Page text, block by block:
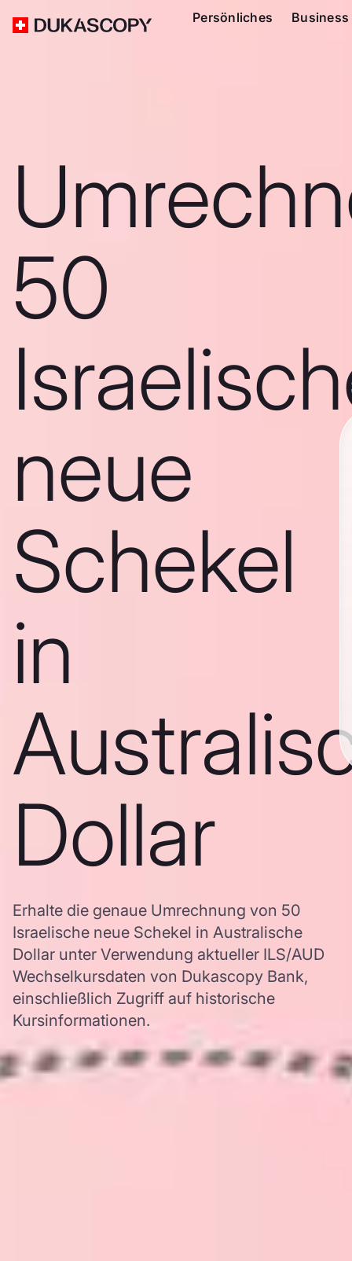
Persönliches Business
50
neue
Schekel
in
Dollar
Erhalte die genaue Umrechnung von 50
Israelische neue Schekel in Australische
Dollar unter Verwendung aktueller ILS/AUD
Wechselkursdaten von Dukascopy Bank,
einschließlich Zugriff auf historische
Kursinformationen.